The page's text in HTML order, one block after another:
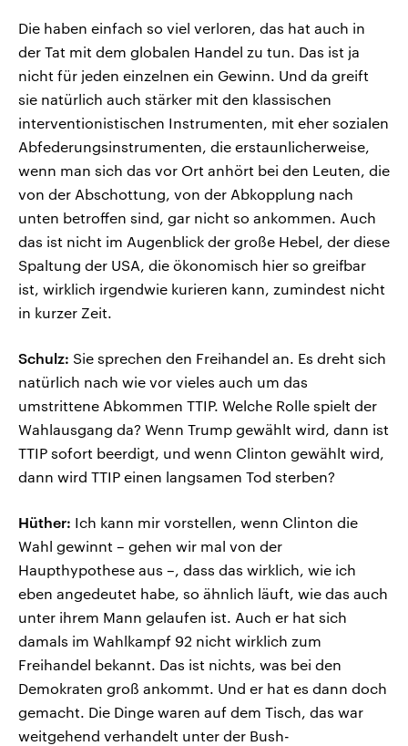
Die haben einfach so viel verloren, das hat auch in
der Tat mit dem globalen Handel zu tun. Das ist ja
nicht für jeden einzelnen ein Gewinn. Und da greift
sie natürlich auch stärker mit den klassischen
interventionistischen Instrumenten, mit eher sozialen
Abfederungsinstrumenten, die erstaunlicherweise,
wenn man sich das vor Ort anhört bei den Leuten, die
von der Abschottung, von der Abkopplung nach
unten betroffen sind, gar nicht so ankommen. Auch
das ist nicht im Augenblick der große Hebel, der diese
Spaltung der USA, die ökonomisch hier so greifbar
ist, wirklich irgendwie kurieren kann, zumindest nicht
in kurzer Zeit.
Schulz: Sie sprechen den Freihandel an. Es dreht sich
natürlich nach wie vor vieles auch um das
umstrittene Abkommen TTIP. Welche Rolle spielt der
Wahlausgang da? Wenn Trump gewählt wird, dann ist
TTIP sofort beerdigt, und wenn Clinton gewählt wird,
dann wird TTIP einen langsamen Tod sterben?
Hüther: Ich kann mir vorstellen, wenn Clinton die
Wahl gewinnt – gehen wir mal von der
Haupthypothese aus –, dass das wirklich, wie ich
eben angedeutet habe, so ähnlich läuft, wie das auch
unter ihrem Mann gelaufen ist. Auch er hat sich
damals im Wahlkampf 92 nicht wirklich zum
Freihandel bekannt. Das ist nichts, was bei den
Demokraten groß ankommt. Und er hat es dann doch
gemacht. Die Dinge waren auf dem Tisch, das war
weitgehend verhandelt unter der Bush-